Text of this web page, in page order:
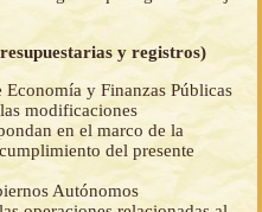
y registros)
y Finanzas Públicas
modificaciones
en el marco de la
del presente
Autónomos